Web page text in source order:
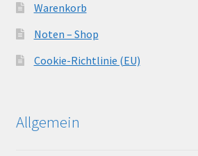
Warenkorb
Noten – Shop
Cookie-Richtlinie (EU)
Allgemein